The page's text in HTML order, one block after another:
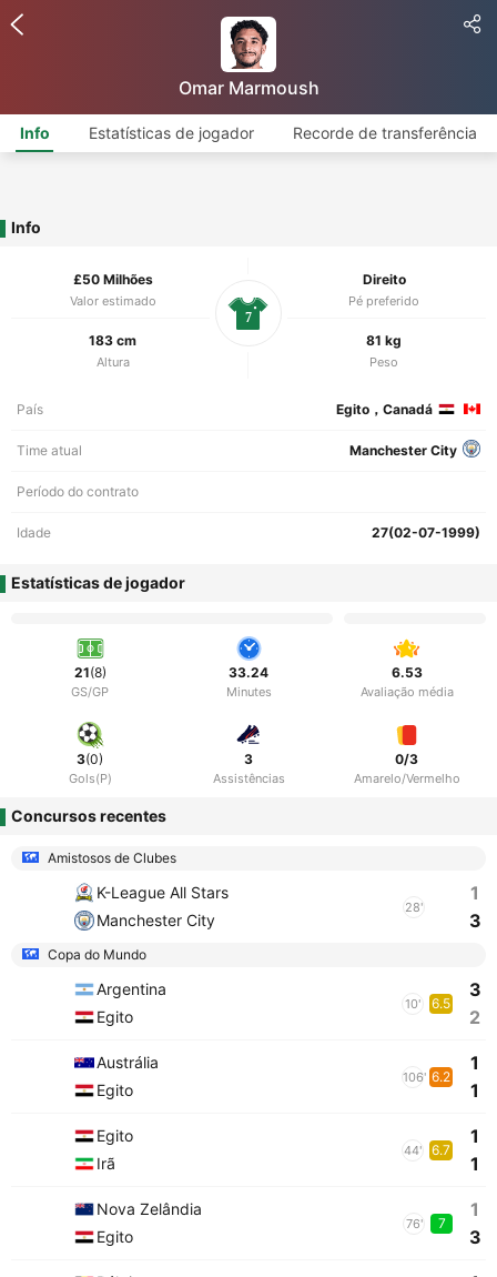
Omar Marmoush
Info Estatísticas de jogador Recorde de transferência
Info
£50 Milhões
Valor estimado
Direito
Pé preferido
183 cm
Altura
81 kg
Peso
7
País Egito，Canadá
Time atual Manchester City
Período do contrato
Idade 27(02-07-1999)
Estatísticas de jogador
21(8)
GS/GP
33.24
Minutes
6.53
Avaliação média
3(0)
Gols(P)
3
Assistências
0/3
Amarelo/Vermelho
Concursos recentes
Amistosos de Clubes
K-League All Stars
Manchester City
28'
1
3
Copa do Mundo
Argentina
Egito
10' 6.5
3
2
Austrália
Egito
106' 6.2
1
1
Egito
Irã
44' 6.7
1
1
Nova Zelândia
Egito
76' 7
1
3